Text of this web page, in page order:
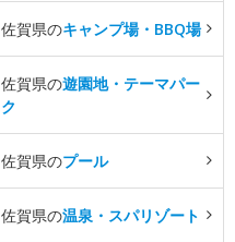
佐賀県のキャンプ場・BBQ場
佐賀県の遊園地・テーマパー
ク
佐賀県のプール
佐賀県の温泉・スパリゾート